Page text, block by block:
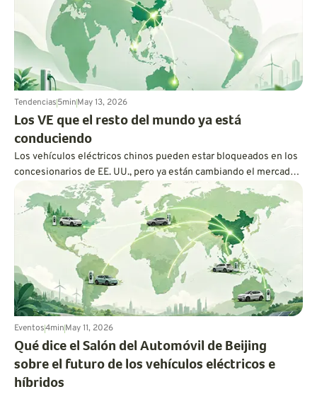
Tendencias5minMay 13, 2026
Los VE que el resto del mundo ya está
conduciendo
Los vehículos eléctricos chinos pueden estar bloqueados en los
concesionarios de EE. UU., pero ya están cambiando el mercado
en Australia, Europa, Canadá y más allá. Aquí te explicamos por
qué el resto del mundo se mueve más rápido de lo que los
estadounidenses podrían darse cuenta.
Eventos4minMay 11, 2026
Qué dice el Salón del Automóvil de Beijing
sobre el futuro de los vehículos eléctricos e
híbridos